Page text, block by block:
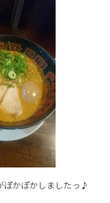
ぽかぽかしましたっ♪